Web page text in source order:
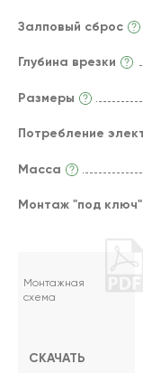
Залповый сброс
Глубина врезки
Размеры
Потребление
Масса
Монтаж "под ключ"
Монтажная
схема
СКАЧАТЬ